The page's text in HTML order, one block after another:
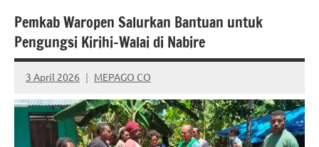
Pemkab Waropen Salurkan Bantuan untuk
Pengungsi Kirihi–Walai di Nabire
3 April 2026 MEPAGO CO
No
comments